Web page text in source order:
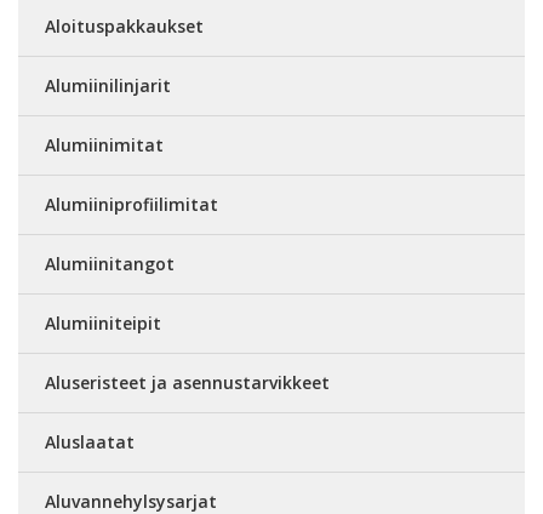
Aloituspakkaukset
Alumiinilinjarit
Alumiinimitat
Alumiiniprofiilimitat
Alumiinitangot
Alumiiniteipit
Aluseristeet ja asennustarvikkeet
Aluslaatat
Aluvannehylsysarjat